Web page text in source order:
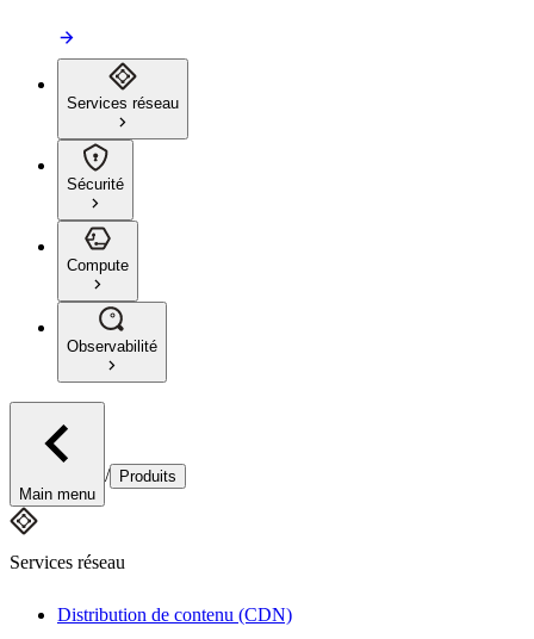
Services réseau
Sécurité
Compute
Observabilité
Main menu
/ Produits
Services réseau
Distribution de contenu (CDN)